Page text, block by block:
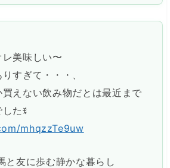
美味しい〜
すぎて・・・、
えない飲み物だとは最近まで
たꉂ
mhqzzTe9uw
友に歩む静かな暮らし